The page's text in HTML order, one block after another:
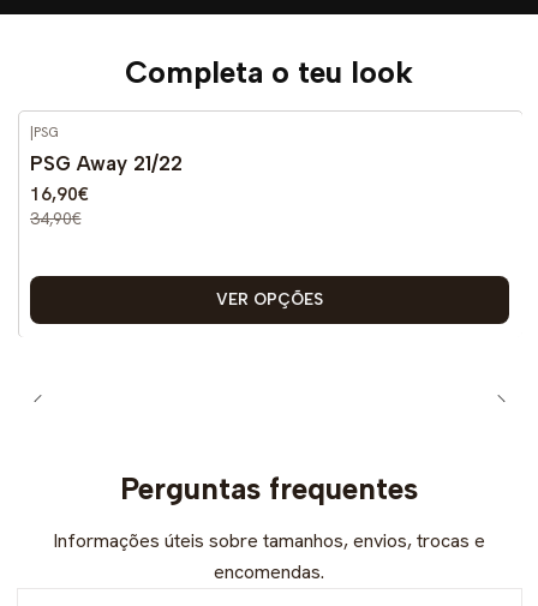
Completa o teu look
DESCONTO
|PSG
PSG Away 21/22
16,90€
34,90€
VER OPÇÕES
Perguntas frequentes
Informações úteis sobre tamanhos, envios, trocas e
encomendas.